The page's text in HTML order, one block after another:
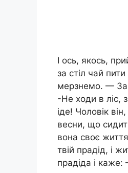
І ось, якось,
за стіл чай
мерзнемо. —
-Не ходи в ліс,
іде! Чоловік
весни, що
вона своє
твій прадід, і
прадіда і